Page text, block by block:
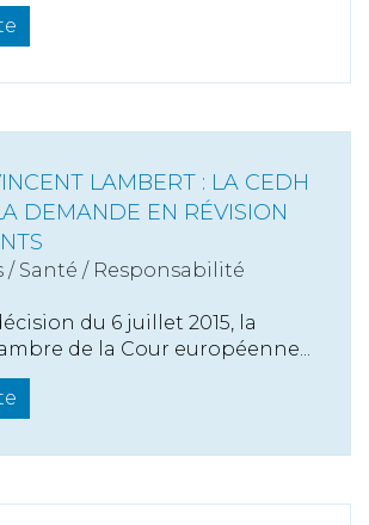
LAMBERT : LA CEDH
DEMANDE EN RÉVISION
/ Santé / Responsabilité
du 6 juillet 2015, la
de la Cour européenne...